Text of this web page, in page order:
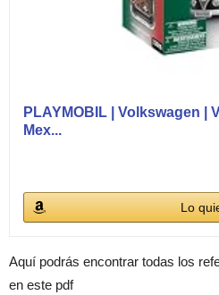
PLAYMOBIL | Volkswagen |
Mex...
Lo
Aquí podrás encontrar todas los
en este pdf